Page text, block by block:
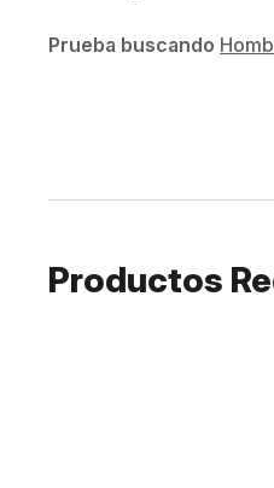
Prueba buscando
Productos